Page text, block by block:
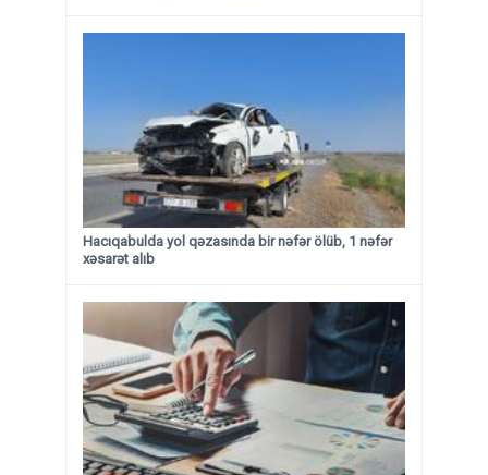
Hacıqabulda yol qəzasında bir nəfər ölüb, 1 nəfər
xəsarət alıb